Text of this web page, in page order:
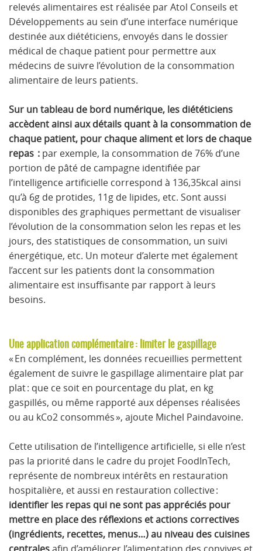
relevés alimentaires est réalisée par Atol Conseils et
Développements au sein d’une interface numérique
destinée aux diététiciens, envoyés dans le dossier
médical de chaque patient pour permettre aux
médecins de suivre l’évolution de la consommation
alimentaire de leurs patients.
Sur un tableau de bord numérique, les diététiciens
accèdent ainsi aux détails quant à la consommation de
chaque patient, pour chaque aliment et lors de chaque
repas : par exemple, la consommation de 76% d’une
portion de pâté de campagne identifiée par
l’intelligence artificielle correspond à 136,35kcal ainsi
qu’à 6g de protides, 11g de lipides, etc. Sont aussi
disponibles des graphiques permettant de visualiser
l’évolution de la consommation selon les repas et les
jours, des statistiques de consommation, un suivi
énergétique, etc. Un moteur d’alerte met également
l’accent sur les patients dont la consommation
alimentaire est insuffisante par rapport à leurs
besoins.
Une application complémentaire : limiter le gaspillage
« En complément, les données recueillies permettent
également de suivre le gaspillage alimentaire plat par
plat : que ce soit en pourcentage du plat, en kg
gaspillés, ou même rapporté aux dépenses réalisées
ou au kCo2 consommés », ajoute Michel Paindavoine.
Cette utilisation de l’intelligence artificielle, si elle n’est
pas la priorité dans le cadre du projet FoodInTech,
représente de nombreux intérêts en restauration
hospitalière, et aussi en restauration collective :
identifier les repas qui ne sont pas appréciés pour
mettre en place des réflexions et actions correctives
(ingrédients, recettes, menus…) au niveau des cuisines